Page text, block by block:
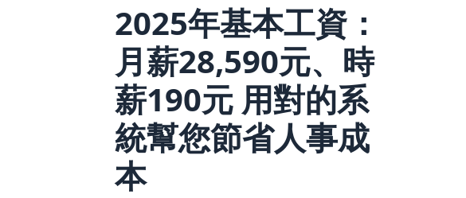
2025年基本工資：
月薪28,590元、時
薪190元 用對的系
統幫您節省人事成
本